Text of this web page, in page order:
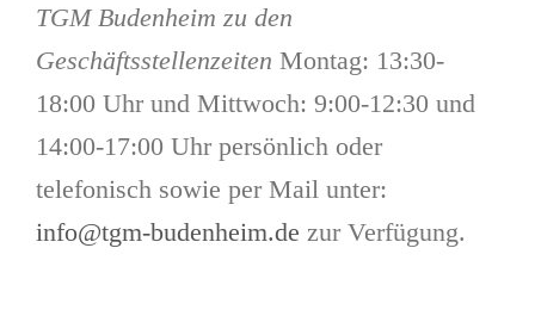
TGM Budenheim zu den
Geschäftsstellenzeiten Montag: 13:30-
18:00 Uhr und Mittwoch: 9:00-12:30 und
14:00-17:00 Uhr persönlich oder
telefonisch sowie per Mail unter:
info@tgm-budenheim.de zur Verfügung.